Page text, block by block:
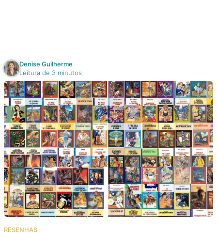
Cursos On line
E-Books
Eventos
Podcast
Assine
Taba na Escola
Denise Guilherme
Leitura de 3 minutos
RESENHAS